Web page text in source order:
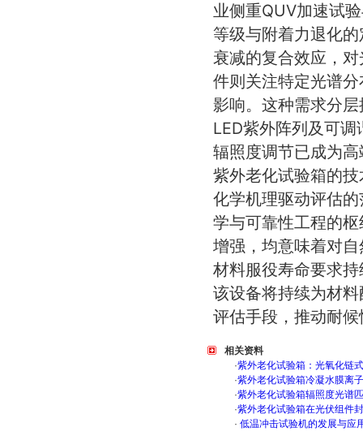
业侧重QUV加速试
等级与附着力退化
衰减的复合效应，
件则关注特定光谱
影响。这种需求分
LED紫外阵列及可
辐照度调节已成为
紫外老化试验箱的
化学机理驱动评估
学与可靠性工程的
增强，均意味着对
材料服役寿命要求
该设备将持续为材
评估手段，推动耐
相关资料
·紫外老化试验箱：光氧化链
·紫外老化试验箱冷凝水膜离
·紫外老化试验箱辐照度光谱
·紫外老化试验箱在光伏组件
· 低温冲击试验机的发展与应